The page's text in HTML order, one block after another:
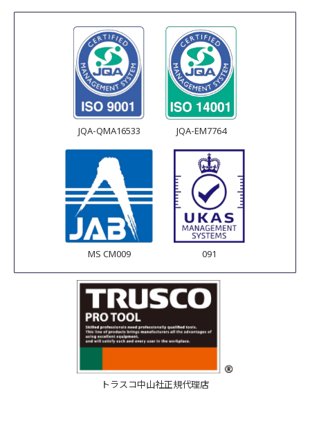
JQA-QMA16533 JQA-EM7764
MS CM009 091
トラスコ中山社正規代理店